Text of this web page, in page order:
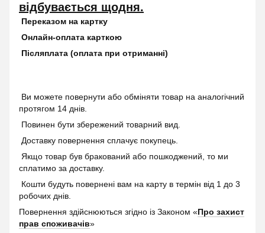
відбувається щодня.
Переказом на картку
Онлайн-оплата карткою
Післяплата (оплата при отриманні)
Ви можете повернути або обміняти товар на аналогічний
протягом 14 днів.
Повинен бути збережений товарний вид.
Доставку повернення сплачує покупець.
Якщо товар був бракований або пошкоджений, то ми
сплатимо за доставку.
Кошти будуть повернені вам на карту в термін від 1 до 3
робочих днів.
Повернення здійснюються згідно із Законом «Про захист
прав споживачів»